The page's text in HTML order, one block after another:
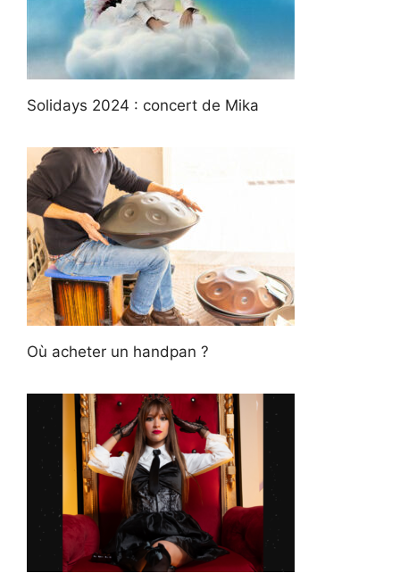
Solidays 2024 : concert de Mika
Où acheter un handpan ?